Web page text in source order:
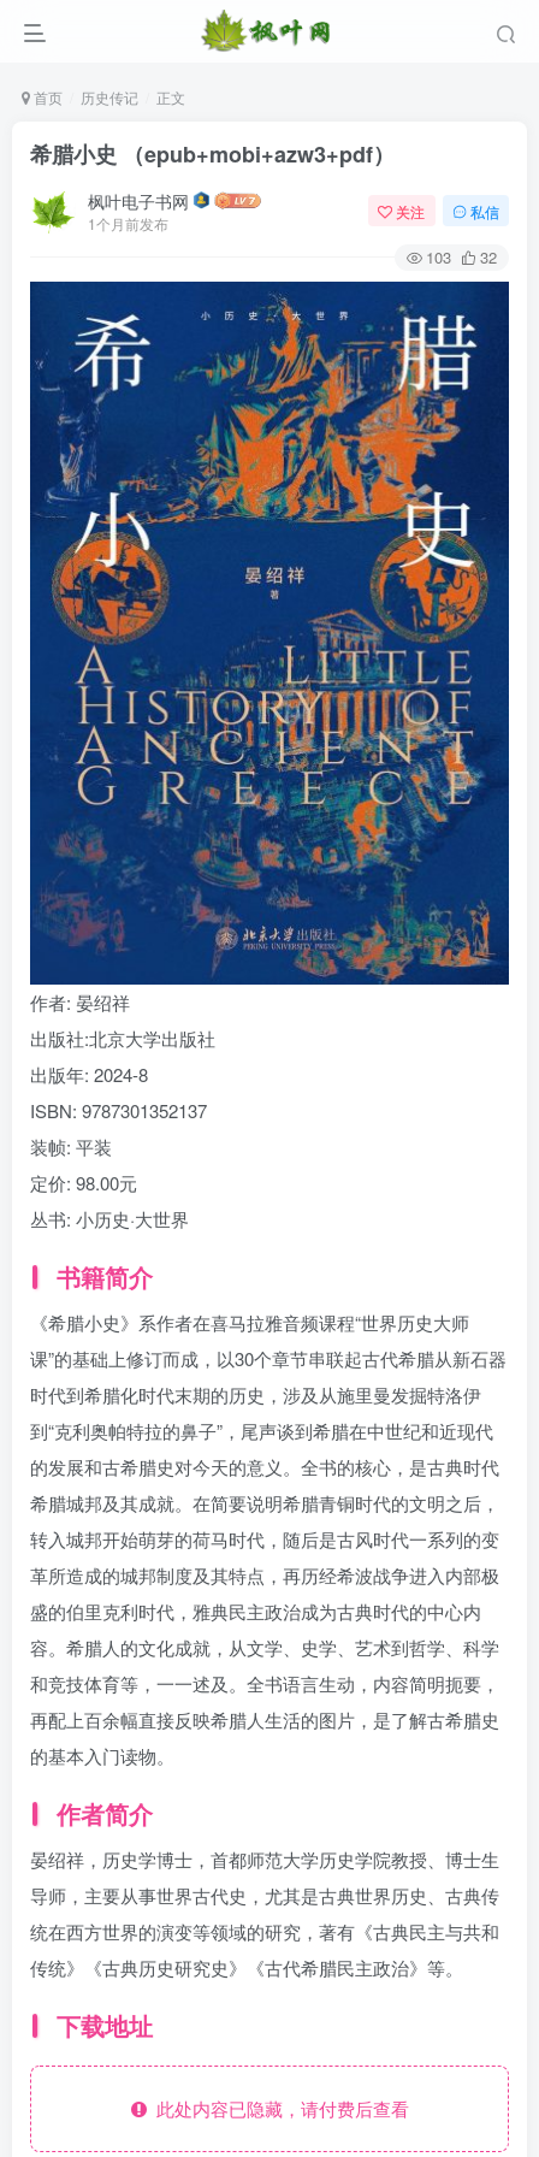
首页 历史传记 正文
希腊小史 （epub+mobi+azw3+pdf）
枫叶电子书网
1个月前发布
关注 私信
103 32
作者: 晏绍祥
出版社:北京大学出版社
出版年: 2024-8
ISBN: 9787301352137
装帧: 平装
定价: 98.00元
丛书: 小历史·大世界
书籍简介
《希腊小史》系作者在喜马拉雅音频课程“世界历史大师
课”的基础上修订而成，以30个章节串联起古代希腊从新石器
时代到希腊化时代末期的历史，涉及从施里曼发掘特洛伊
到“克利奥帕特拉的鼻子”，尾声谈到希腊在中世纪和近现代
的发展和古希腊史对今天的意义。全书的核心，是古典时代
希腊城邦及其成就。在简要说明希腊青铜时代的文明之后，
转入城邦开始萌芽的荷马时代，随后是古风时代一系列的变
革所造成的城邦制度及其特点，再历经希波战争进入内部极
盛的伯里克利时代，雅典民主政治成为古典时代的中心内
容。希腊人的文化成就，从文学、史学、艺术到哲学、科学
和竞技体育等，一一述及。全书语言生动，内容简明扼要，
再配上百余幅直接反映希腊人生活的图片，是了解古希腊史
的基本入门读物。
作者简介
晏绍祥，历史学博士，首都师范大学历史学院教授、博士生
导师，主要从事世界古代史，尤其是古典世界历史、古典传
统在西方世界的演变等领域的研究，著有《古典民主与共和
传统》《古典历史研究史》《古代希腊民主政治》等。
下载地址
此处内容已隐藏，请付费后查看
登录
没有账号？立即注册
用户名/手机号/邮箱
登录密码
记住登录 免密登录
社交账号登录